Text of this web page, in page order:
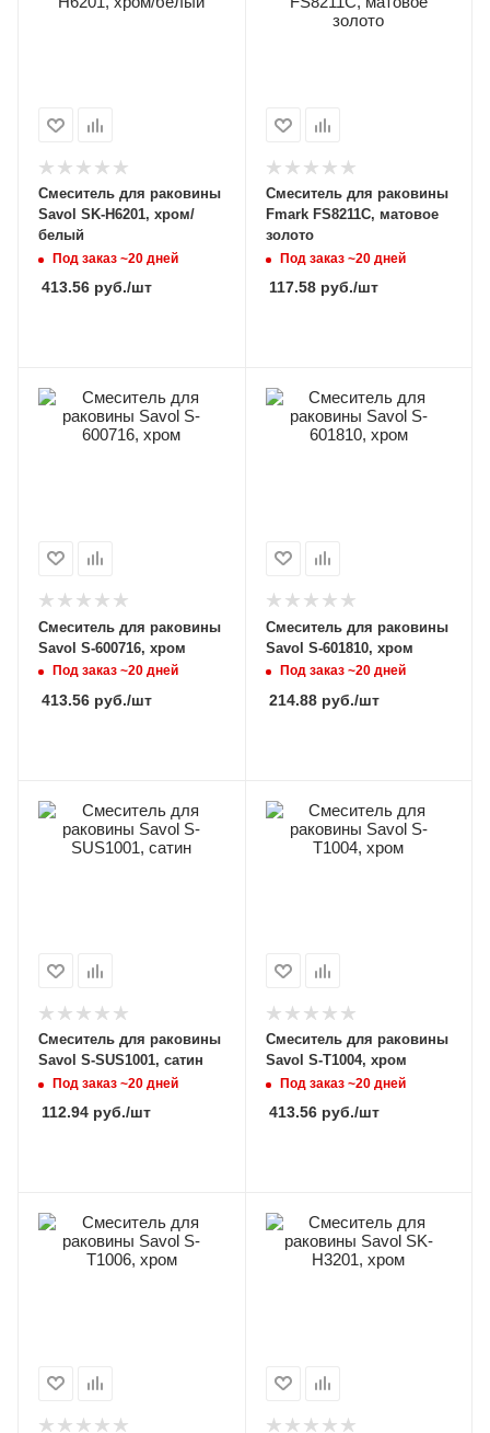
Смеситель для раковины
Savol SK-H6201, хром/
белый
Под заказ ~20 дней
413.56 руб./шт
Смеситель для раковины
Fmark FS8211C, матовое
золото
Под заказ ~20 дней
117.58руб./шт
Смеситель для раковины
Savol S-600716, хром
Под заказ ~20 дней
413.56 руб./шт
Смеситель для раковины
Savol S-601810, хром
Под заказ ~20 дней
214.88руб./шт
Смеситель для раковины
Savol S-SUS1001, сатин
Под заказ ~20 дней
112.94 руб./шт
Смеситель для раковины
Savol S-T1004, хром
Под заказ ~20 дней
413.56руб./шт